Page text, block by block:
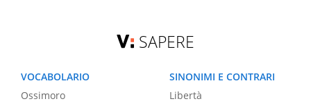
SAPERE
VOCABOLARIO
Ossimoro
SINONIMI E CONTRARI
Libertà